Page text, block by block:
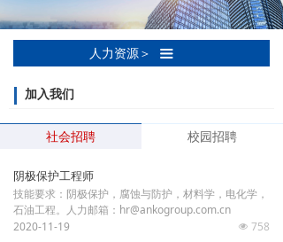
产品与服务
合作与交流
人力资源
子公司入口
联系我们
社会招聘 校园招聘
阴极保护工程师
技能要求：阴极保护，腐蚀与防护，材料学，电化学，
石油工程。人力邮箱：hr@ankogroup.com.cn
넶 758
2020-11-19
人力资源＞ 끀
加入我们